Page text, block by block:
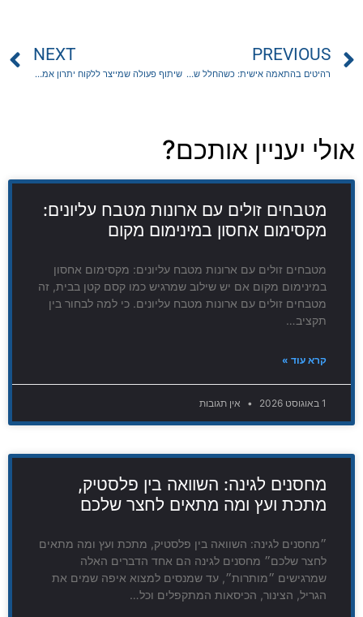
PREVIOUS
רהיטים בהתאמה אישית: כשהחלל שלך מתחיל לעבוד בשבילך
NEXT
שיתוף פעולה שמייצר ללקוח יתרון אמיתי: טוען רבני ועורכי דין על אותו גל
אולי יעניין אותכם?
מטבחים זולים עם ארונות מטבח עליונים:
מקסימום אחסון במינימום מקום
מטבחים זולים עם ארונות מטבח עליונים: מקסימום אחסון
במינימום מקום אם יש שילוב שמרגיש כמו קסם קטן בבית, זה
מטבחים זולים עם ארונות מטבח עליונים. כי למה לבחור בין
תקציב…
קרא עוד »
1 באוגוסט 2026 אין תגובות
מחסנים לגינה: השוואה בין פלסטיק,
מתכת ועץ ומה מתאים לחצר שלכם
״מחסנים לגינה: השוואה בין פלסטיק, מתכת ועץ ומה מתאים
לחצר שלכם״ מחסנים לגינה הם אחד הדברים האלה
שמרגישים ״מותרות״, עד שמנסים למצוא איפה שמים את
הגריל, הצינור, הכיסאות המתקפלים וכל…